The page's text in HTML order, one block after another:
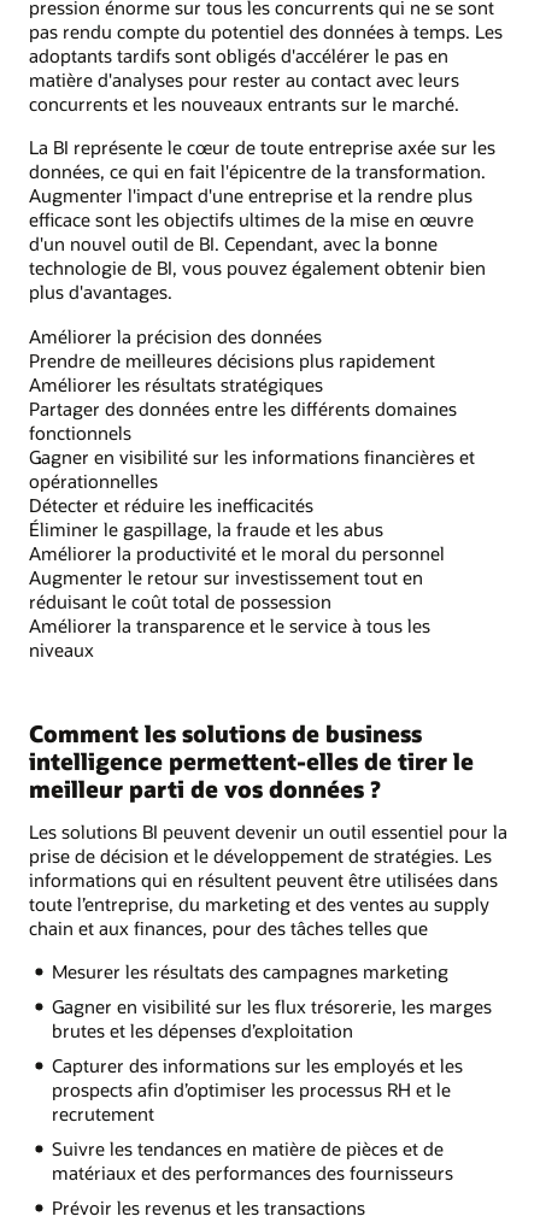
pression énorme sur tous les concurrents qui ne se sont
pas rendu compte du potentiel des données à temps. Les
adoptants tardifs sont obligés d'accélérer le pas en
matière d'analyses pour rester au contact avec leurs
concurrents et les nouveaux entrants sur le marché.
La BI représente le cœur de toute entreprise axée sur les
données, ce qui en fait l'épicentre de la transformation.
Augmenter l'impact d'une entreprise et la rendre plus
efficace sont les objectifs ultimes de la mise en œuvre
d'un nouvel outil de BI. Cependant, avec la bonne
technologie de BI, vous pouvez également obtenir bien
plus d'avantages.
Améliorer la précision des données
Prendre de meilleures décisions plus rapidement
Améliorer les résultats stratégiques
Partager des données entre les différents domaines
fonctionnels
Gagner en visibilité sur les informations financières et
opérationnelles
Détecter et réduire les inefficacités
Éliminer le gaspillage, la fraude et les abus
Améliorer la productivité et le moral du personnel
Augmenter le retour sur investissement tout en
réduisant le coût total de possession
Améliorer la transparence et le service à tous les
niveaux
Comment les solutions de business
intelligence permettent-elles de tirer le
meilleur parti de vos données ?
Les solutions BI peuvent devenir un outil essentiel pour la
prise de décision et le développement de stratégies. Les
informations qui en résultent peuvent être utilisées dans
toute l’entreprise, du marketing et des ventes au supply
chain et aux finances, pour des tâches telles que
Mesurer les résultats des campagnes marketing
Gagner en visibilité sur les flux trésorerie, les marges
brutes et les dépenses d’exploitation
Capturer des informations sur les employés et les
prospects afin d’optimiser les processus RH et le
recrutement
Suivre les tendances en matière de pièces et de
matériaux et des performances des fournisseurs
Prévoir les revenus et les transactions